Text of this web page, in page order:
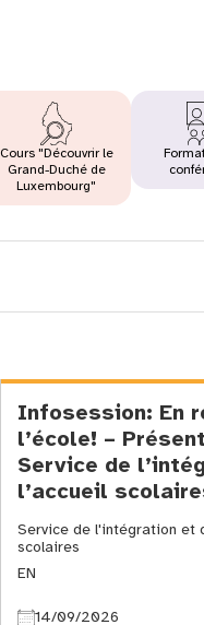
Cours "Découvrir le
Grand-Duché de
Luxembourg"
Infosession: En
l’école! –
Service de
l’accueil
Service de l'intégration et
scolaires
EN
14/09/2026